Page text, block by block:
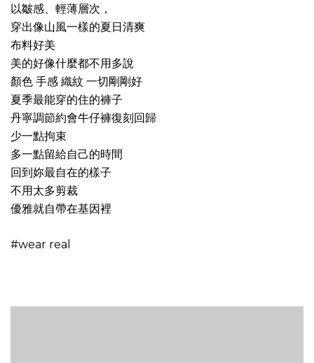
以皺感、輕薄層次，
穿出像山風一樣的夏日清爽
布料好美
美的好像什麼都不用多說
顏色 手感 織紋 一切剛剛好
夏季最能穿的住的褲子
丹寧調節約會牛仔褲復刻回歸
少一點拘束
多一點留給自己的時間
回到妳最自在的樣子
不用太多剪裁
優雅就自帶在基因裡
#wear real